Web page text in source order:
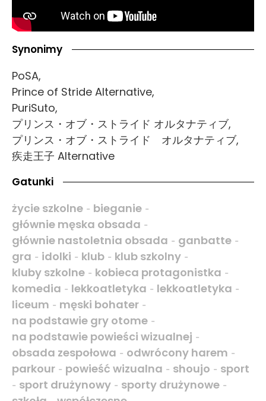
Synonimy
PoSA,
Prince of Stride Alternative,
PuriSuto,
プリンス・オブ・ストライド オルタナティブ,
プリンス・オブ・ストライド オルタナティブ,
疾走王子 Alternative
Gatunki
życie szkolne - bieganie -
głównie męska obsada -
głównie nastoletnia obsada - ganbatte -
gra - idolki - klub - klub szkolny -
kluby szkolne - kobieca protagonistka -
komedia - lekkoatletyka - lekkoatletyka -
liceum - męski bohater -
na podstawie gry otome -
na podstawie powieści wizualnej -
obsada zespołowa - odwrócony harem -
parkour - powieść wizualna - shoujo - sport
- sport drużynowy - sporty drużynowe -